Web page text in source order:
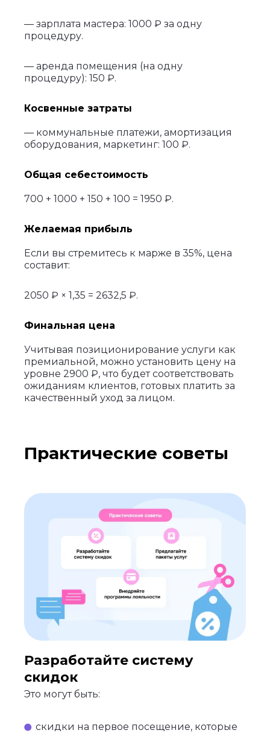
— зарплата мастера: 1000 ₽ за одну
процедуру.
— аренда помещения (на одну
процедуру): 150 ₽.
Косвенные затраты
— коммунальные платежи, амортизация
оборудования, маркетинг: 100 ₽.
Общая себестоимость
700 + 1000 + 150 + 100 = 1950 ₽.
Желаемая прибыль
Если вы стремитесь к марже в 35%, цена
составит:
2050 ₽ × 1,35 = 2632,5 ₽.
Финальная цена
Учитывая позиционирование услуги как
премиальной, можно установить цену на
уровне 2900 ₽, что будет соответствовать
ожиданиям клиентов, готовых платить за
качественный уход за лицом.
Практические советы
Разработайте систему
скидок
Это могут быть:
скидки на первое посещение, которые